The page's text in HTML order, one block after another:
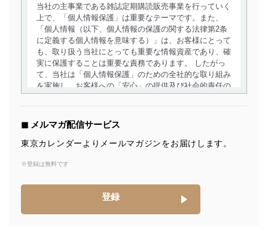
当社の主事業である雑誌定期購読販売事業を行っていく
上で、「個人情報保護」は重要なテーマです。また、
「個人情報（以下、個人情報の保護の関する法律第2条
に定義する個人情報を意味する）」は、お客様にとって
も、取り扱う当社にとっても重要な情報資産であり、確
実に保護することは重要な責務であります。 したがっ
て、当社は「個人情報保護」のための全社的な取り組み
を実施し、お客様への「安心」の提供及び社会的責任の
個人情報の取得・利用・提供について
当社は、個人情報の取得・利用・提供に際して、その利
達成に必要な範囲内で適法かつ公正な手段によって取
個人情報は、同意を得ずに目的外利用、第三者への提
供・開示は行いません。当社においてはこれらの取り組
◼︎ メルマガ配信サービス
東京カレンダーよりメールマガジンをお届けします。
※登録は無料です
登録